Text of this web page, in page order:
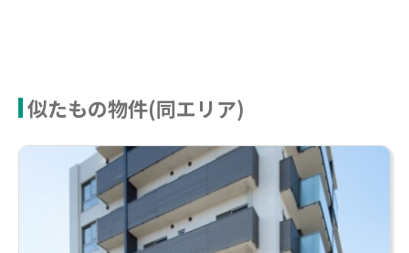
似たもの物件(同エリア)